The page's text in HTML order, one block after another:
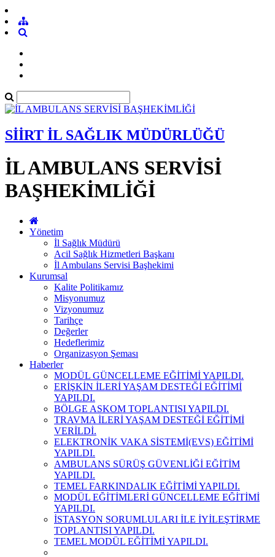
SİİRT İL SAĞLIK MÜDÜRLÜĞÜ
İL AMBULANS SERVİSİ
BAŞHEKİMLİĞİ
Yönetim
İl Sağlık Müdürü
Acil Sağlık Hizmetleri Başkanı
İl Ambulans Servisi Başhekimi
Kurumsal
Kalite Politikamız
Misyonumuz
Vizyonumuz
Tarihçe
Değerler
Hedeflerimiz
Organizasyon Şeması
Haberler
MODÜL GÜNCELLEME EĞİTİMİ YAPILDI.
ERİŞKİN İLERİ YAŞAM DESTEĞİ EĞİTİMİ
YAPILDI.
BÖLGE ASKOM TOPLANTISI YAPILDI.
TRAVMA İLERİ YAŞAM DESTEĞİ EĞİTİMİ
VERİLDİ.
ELEKTRONİK VAKA SİSTEMİ(EVS) EĞİTİMİ
YAPILDI.
AMBULANS SÜRÜŞ GÜVENLİĞİ EĞİTİM
YAPILDI.
TEMEL FARKINDALIK EĞİTİMİ YAPILDI.
MODÜL EĞİTİMLERİ GÜNCELLEME EĞİTİMİ
YAPILDI.
İSTASYON SORUMLULARI İLE İYİLEŞTİRME
TOPLANTISI YAPILDI.
TEMEL MODÜL EĞİTİMİ YAPILDI.